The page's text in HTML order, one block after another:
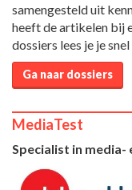
samengesteld uit
heeft de artikelen bij
dossiers lees je je
Ga naar dossiers
MediaTest
Specialist in